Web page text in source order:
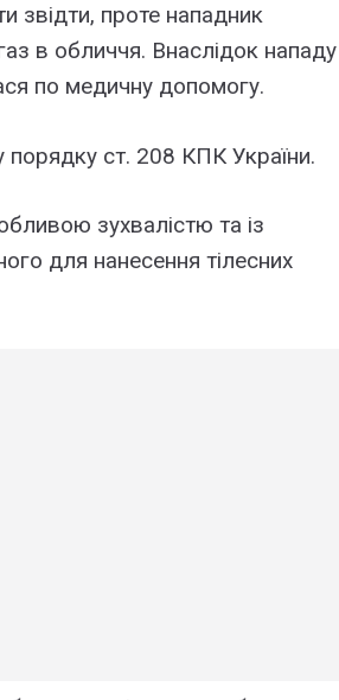
звідти, проте нападник
в обличчя. Внаслідок нападу
по медичну допомогу.
ст. 208 КПК України.
зухвалістю та із
для нанесення тілесних